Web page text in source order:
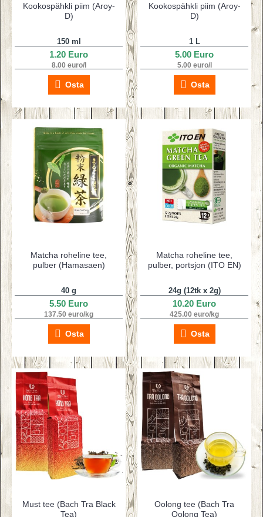
Kookospähkli piim (Aroy-
D)
150 ml
1.20 Euro
8.00 euro/l
Osta
Kookospähkli piim (Aroy-
D)
1 L
5.00 Euro
5.00 euro/l
Osta
Matcha roheline tee,
pulber (Hamasaen)
40 g
5.50 Euro
137.50 euro/kg
Osta
Matcha roheline tee,
pulber, portsjon (ITO EN)
24g (12tk x 2g)
10.20 Euro
425.00 euro/kg
Osta
Must tee (Bach Tra Black
Tea)
Oolong tee (Bach Tra
Oolong Tea)